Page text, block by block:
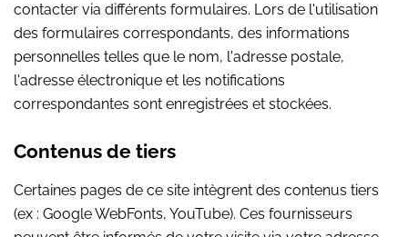
contacter via différents formulaires. Lors de l'utilisation
des formulaires correspondants, des informations
personnelles telles que le nom, l'adresse postale,
l'adresse électronique et les notifications
correspondantes sont enregistrées et stockées.
Contenus de tiers
Certaines pages de ce site intègrent des contenus tiers
(ex : Google WebFonts, YouTube). Ces fournisseurs